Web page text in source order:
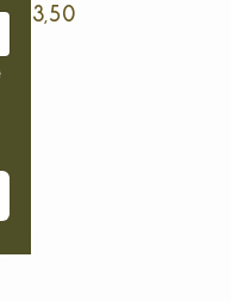
€13,50